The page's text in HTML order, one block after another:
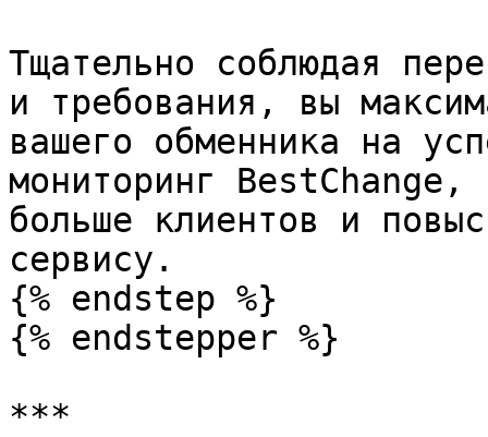
Тщательно соблюдая
и требования, вы
вашего обменника на
мониторинг BestChange,
больше клиентов и
сервису.
{% endstep %}
{% endstepper %}
***